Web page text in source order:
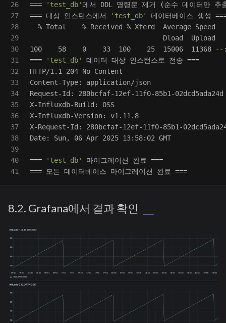
26
27
28
29
30
31
32
33
34
35
36
37
38
39
40
===
'test_db' 에서 DDL 명령문 제거 (순수 데이터만 추
=== 대상 인스턴스에서 'test_db' 데이터베이스 생성
% Total    % Received % Xferd  Average Speed
Dload  Upload
100    58    0    33  100    25  15006  11368
--
===
'test_db' 데이터 대상 인스턴스로 전송 ===
HTTP/1.1 204 No Content
Content-Type: application/json
Request-Id: 280bcfaf-12ef-11f0-85b1-02dcd5ada24d
X-Influxdb-Build: OSS
X-Influxdb-Version: v1.11.8
X-Request-Id: 280bcfaf-12ef-11f0-85b1-
Date: Sun, 06 Apr 2025 13:58:02 GMT
=== 'test_db' 마이그레이션 완료 ===
=== 모든 데이터베이스 마이그레이션 완료 ===
8.2. Grafana에서 결과 확인